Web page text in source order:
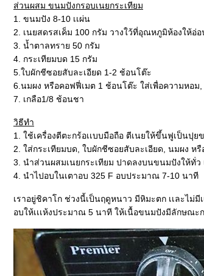
ส่วนผสม ขนมปังกรอบเนยกระเทียม
1. ขนมปัง 8-10 เเผ่น
2. เนยสดรสเค็ม 100 กรัม วางใว้ที่อุณหภูมิห้องให้อ่
3. น้ำตาลทราย 50 กรัม
4. กระเทียมบด 15 กรัม
5.ใบผักชีซอยสับละเอียด 1-2 ช้อนโต๊ะ
6.นมผง หรือคอฟฟี่เมต 1 ช้อนโต๊ะ ใส่เพื่อความหอม
7. เกลือ1/8 ช้อนชา
วิธีทำ
1. ใช้เครื่องตีตะกร้อเเบบมือถือ ตีเนยให้ขึ้นฟูเป็น
2. ใส่กระเทียมบด, ใบผักชีซอยสับละเอียด, นมผง
3. นำส่วนผสมเนยกระเทียม ปาดลงบนขนมปังให้ทั่ว
4. นำไปอบในเตาอบ 325 F อบประมาณ 7-10 นาที
เราอยู่ชิคาโก ช่วงนี้เป็นฤดูหนาว มีหิมะตก เเละไม่
อบให้เเเห้งประมาณ 5 นาที ให้เนื้อขนมปังมีลักษณะ